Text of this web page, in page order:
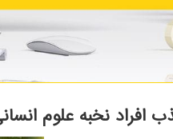
نخبه علوم